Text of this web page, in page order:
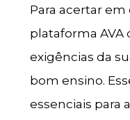
Para acertar
plataforma AVA
exigências da
bom ensino.
essenciais para